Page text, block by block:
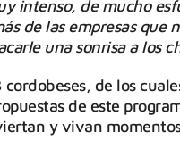
intenso, de mucho
de las empresas que
una sonrisa a los
de los
de este
y vivan